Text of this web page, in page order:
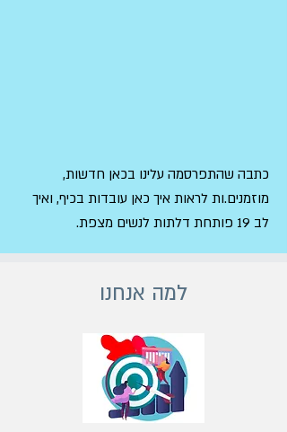
כתבה שהתפרסמה עלינו בכאן חדשות,
מוזמנים.ות לראות איך כאן עובדות בכיף, ואיך
לב 19 פותחת דלתות לנשים מצפת.
למה אנחנו